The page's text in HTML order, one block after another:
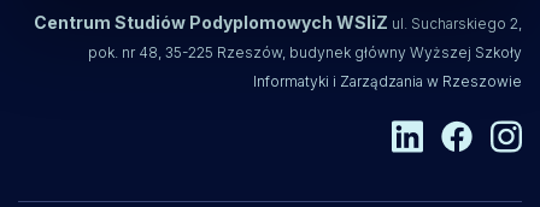
Centrum Studiów Podyplomowych WSIiZ ul. Sucharskiego 2,
pok. nr 48, 35-225 Rzeszów, budynek główny Wyższej Szkoły
Informatyki i Zarządzania w Rzeszowie